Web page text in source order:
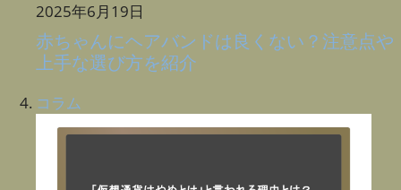
2025年6月19日
赤ちゃんにヘアバンドは良くない？注意点や
上手な選び方を紹介
コラム